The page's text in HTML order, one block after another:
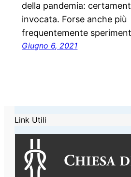
della pandemia:
invocata. Forse anche più
frequentemente
Giugno 6, 2021
Link Utili